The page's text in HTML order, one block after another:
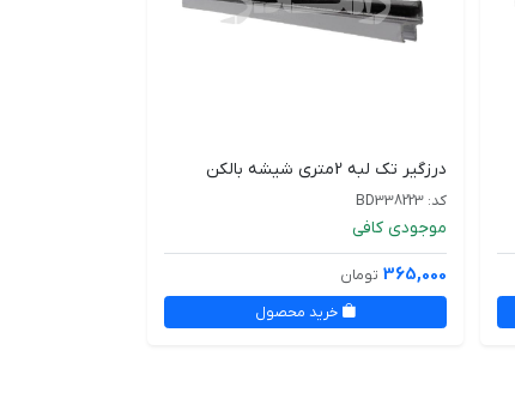
درزگیر تک لبه 2متری شیشه بالکن
کد: BD338223
موجودی کافی
365,000 تومان
خرید محصول